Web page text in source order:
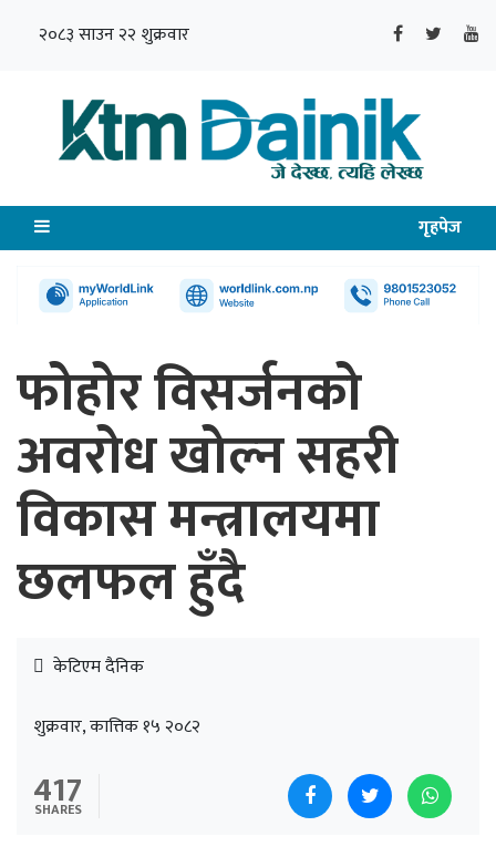
२०८३ साउन २२ शुक्रवार
गृहपेज
फोहोर विसर्जनको
अवरोध खोल्न सहरी
विकास मन्त्रालयमा
छलफल हुँदै
केटिएम दैनिक
शुक्रवार, कात्तिक १५ २०८२
417
SHARES